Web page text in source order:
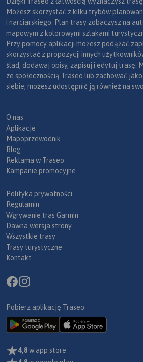
Możesz skorzystać z kilku trybów
i narciarskiego. Plan trasy zobaczysz na
mapowym z kolorowymi szlakami
Przy pomocy aplikacji możesz podążać
skorzystać z propozycji innych
ślad, dodawaj opisy, zapisuj i edytuj trasę.
ze społecznością Traseo lub zachować
siebie, możesz udostępnić ją również na
O nas
Aplikacje
Mapoprzewodnik
Blog
Reklama w Traseo
Kampanie promocyjne
Polityka prywatności
Regulamin
Wgrywanie tras Garmin
Dawna wersja strony
Wszystkie trasy
Trasy turystyczne
Kontakt
Pobierz aplikację Traseo:
4,8w app store